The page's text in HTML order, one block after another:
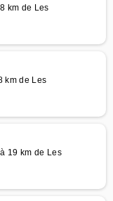
km de Les
km de Les
19 km de Les